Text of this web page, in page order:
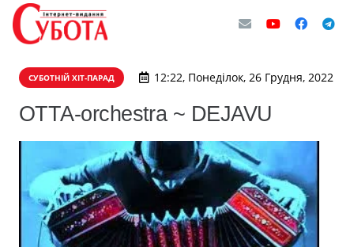
СУБОТНІЙ ХІТ-ПАРАД 12:22, Понеділок, 26 Грудня, 2022
ОТТА-orchestra ~ DEJAVU